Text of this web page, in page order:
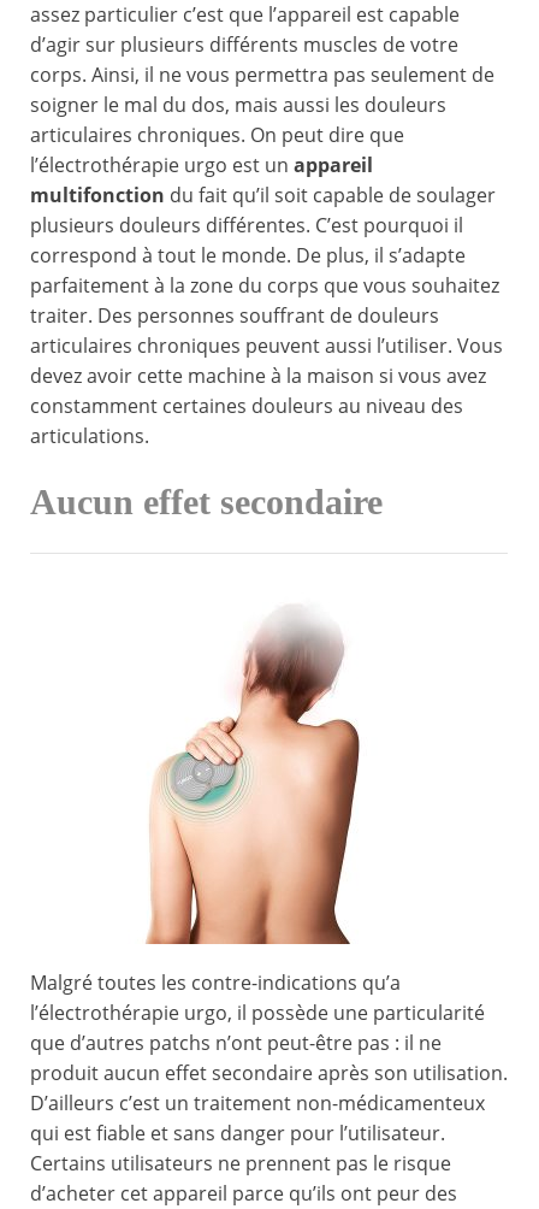
assez particulier c’est que l’appareil est capable
d’agir sur plusieurs différents muscles de votre
corps. Ainsi, il ne vous permettra pas seulement de
soigner le mal du dos, mais aussi les douleurs
articulaires chroniques. On peut dire que
l’électrothérapie urgo est un appareil
multifonction du fait qu’il soit capable de soulager
plusieurs douleurs différentes. C’est pourquoi il
correspond à tout le monde. De plus, il s’adapte
parfaitement à la zone du corps que vous souhaitez
traiter. Des personnes souffrant de douleurs
articulaires chroniques peuvent aussi l’utiliser. Vous
devez avoir cette machine à la maison si vous avez
constamment certaines douleurs au niveau des
articulations.
Aucun effet secondaire
Malgré toutes les contre-indications qu’a
l’électrothérapie urgo, il possède une particularité
que d’autres patchs n’ont peut-être pas : il ne
produit aucun effet secondaire après son utilisation.
D’ailleurs c’est un traitement non-médicamenteux
qui est fiable et sans danger pour l’utilisateur.
Certains utilisateurs ne prennent pas le risque
d’acheter cet appareil parce qu’ils ont peur des